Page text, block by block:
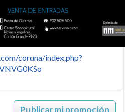
coruna/index.php?
Publicar mi promoción